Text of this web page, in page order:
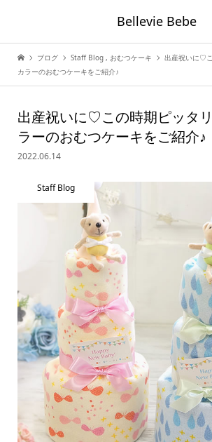
Bellevie Bebe
ブログ Staff Blog , おむつケーキ
出産祝いに♡
カラーのおむつケーキをご紹介♪
出産祝いに♡この時期ピッタ
ラーのおむつケーキをご紹介♪
2022.06.14
Staff Blog